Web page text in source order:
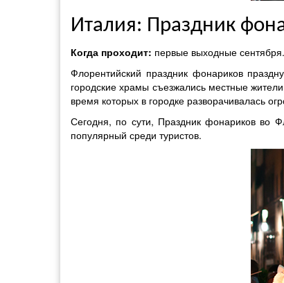
Италия: Праздник
Когда проходит: первые выходные
Флорентийский праздник фонариков
городские храмы съезжались местные
время которых в городке разворачивалась
Сегодня, по сути, Праздник фонариков во
популярный среди туристов.